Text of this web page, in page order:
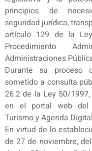
principios de
seguridad jurídica,
artículo 129 de la
Procedimiento
Administraciones
Durante su proceso
sometido a consulta
26.2 de la Ley 50/
en el portal web del
Turismo y Agenda
En virtud de lo
de 27 de noviembre,